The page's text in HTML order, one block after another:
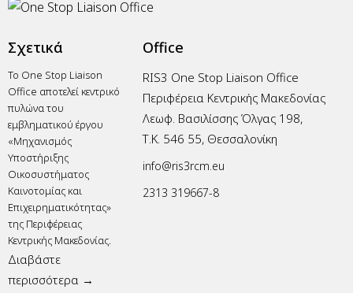
Σχετικά
Το One Stop Liaison
Office αποτελεί κεντρικό
πυλώνα του
εμβληματικού έργου
«Μηχανισμός
Υποστήριξης
Οικοσυστήματος
Καινοτομίας και
Επιχειρηματικότητας»
της Περιφέρειας
Κεντρικής Μακεδονίας.
Διαβάστε
περισσότερα →
Office
RIS3 One Stop Liaison Office
Περιφέρεια Κεντρικής Μακεδονίας
Λεωφ. Βασιλίσσης Όλγας 198,
Τ.Κ. 546 55, Θεσσαλονίκη
info@ris3rcm.eu
2313 319667-8